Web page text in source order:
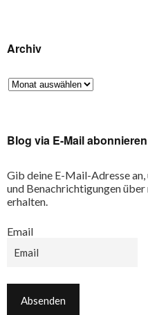
Archiv
Blog via E-Mail abonnieren
Gib deine E-Mail-Adresse
und Benachrichtigungen
erhalten.
Email